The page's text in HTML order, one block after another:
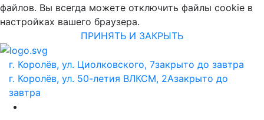
файлов. Вы всегда можете отключить файлы cookie в
настройках вашего браузера.
ПРИНЯТЬ И ЗАКРЫТЬ
г. Королёв, ул. Циолковского, 7закрыто до завтра
г. Королёв, ул. 50-летия ВЛКСМ, 2Азакрыто до
завтра